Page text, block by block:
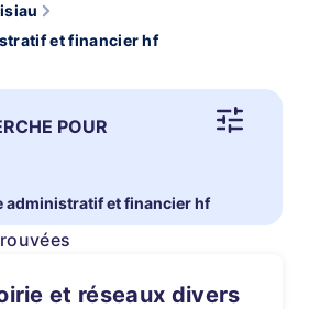
et financier hf
POUR
administratif et financier hf